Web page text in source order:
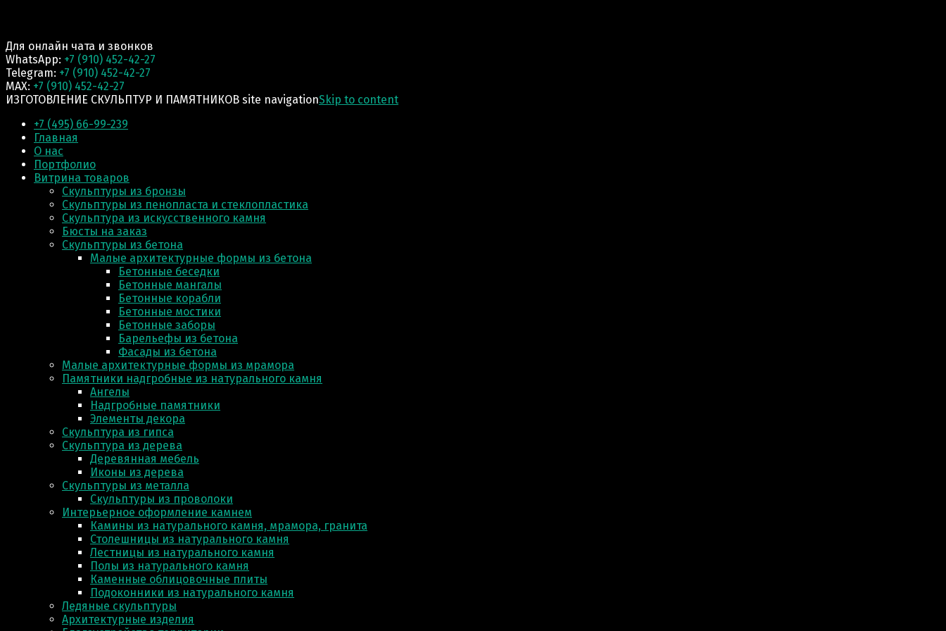
Для онлайн чата и звонков
WhatsApp: +7 (910) 452-42-27
Telegram: +7 (910) 452-42-27
MAX: +7 (910) 452-42-27
ИЗГОТОВЛЕНИЕ СКУЛЬПТУР И ПАМЯТНИКОВ site navigationSkip to content
+7 (495) 66-99-239
Главная
О нас
Портфолио
Витрина товаров
Скульптуры из бронзы
Скульптуры из пенопласта и стеклопластика
Скульптура из искусственного камня
Бюсты на заказ
Скульптуры из бетона
Малые архитектурные формы из бетона
Бетонные беседки
Бетонные мангалы
Бетонные корабли
Бетонные мостики
Бетонные заборы
Барельефы из бетона
Фасады из бетона
Малые архитектурные формы из мрамора
Памятники надгробные из натурального камня
Ангелы
Надгробные памятники
Элементы декора
Скульптура из гипса
Скульптура из деревa
Деревянная мебель
Иконы из дерева
Скульптуры из металла
Скульптуры из проволоки
Интерьерное оформление камнем
Камины из натурального камня, мрамора, гранита
Столешницы из натурального камня
Лестницы из натурального камня
Полы из натурального камня
Каменные облицовочные плиты
Подоконники из натурального камня
Ледяные скульптуры
Архитектурные изделия